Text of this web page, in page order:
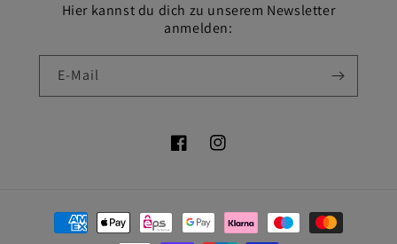
Hier kannst du dich zu unserem Newsletter
anmelden:
E-Mail
FacebookInstagram
Zahlungsmethoden